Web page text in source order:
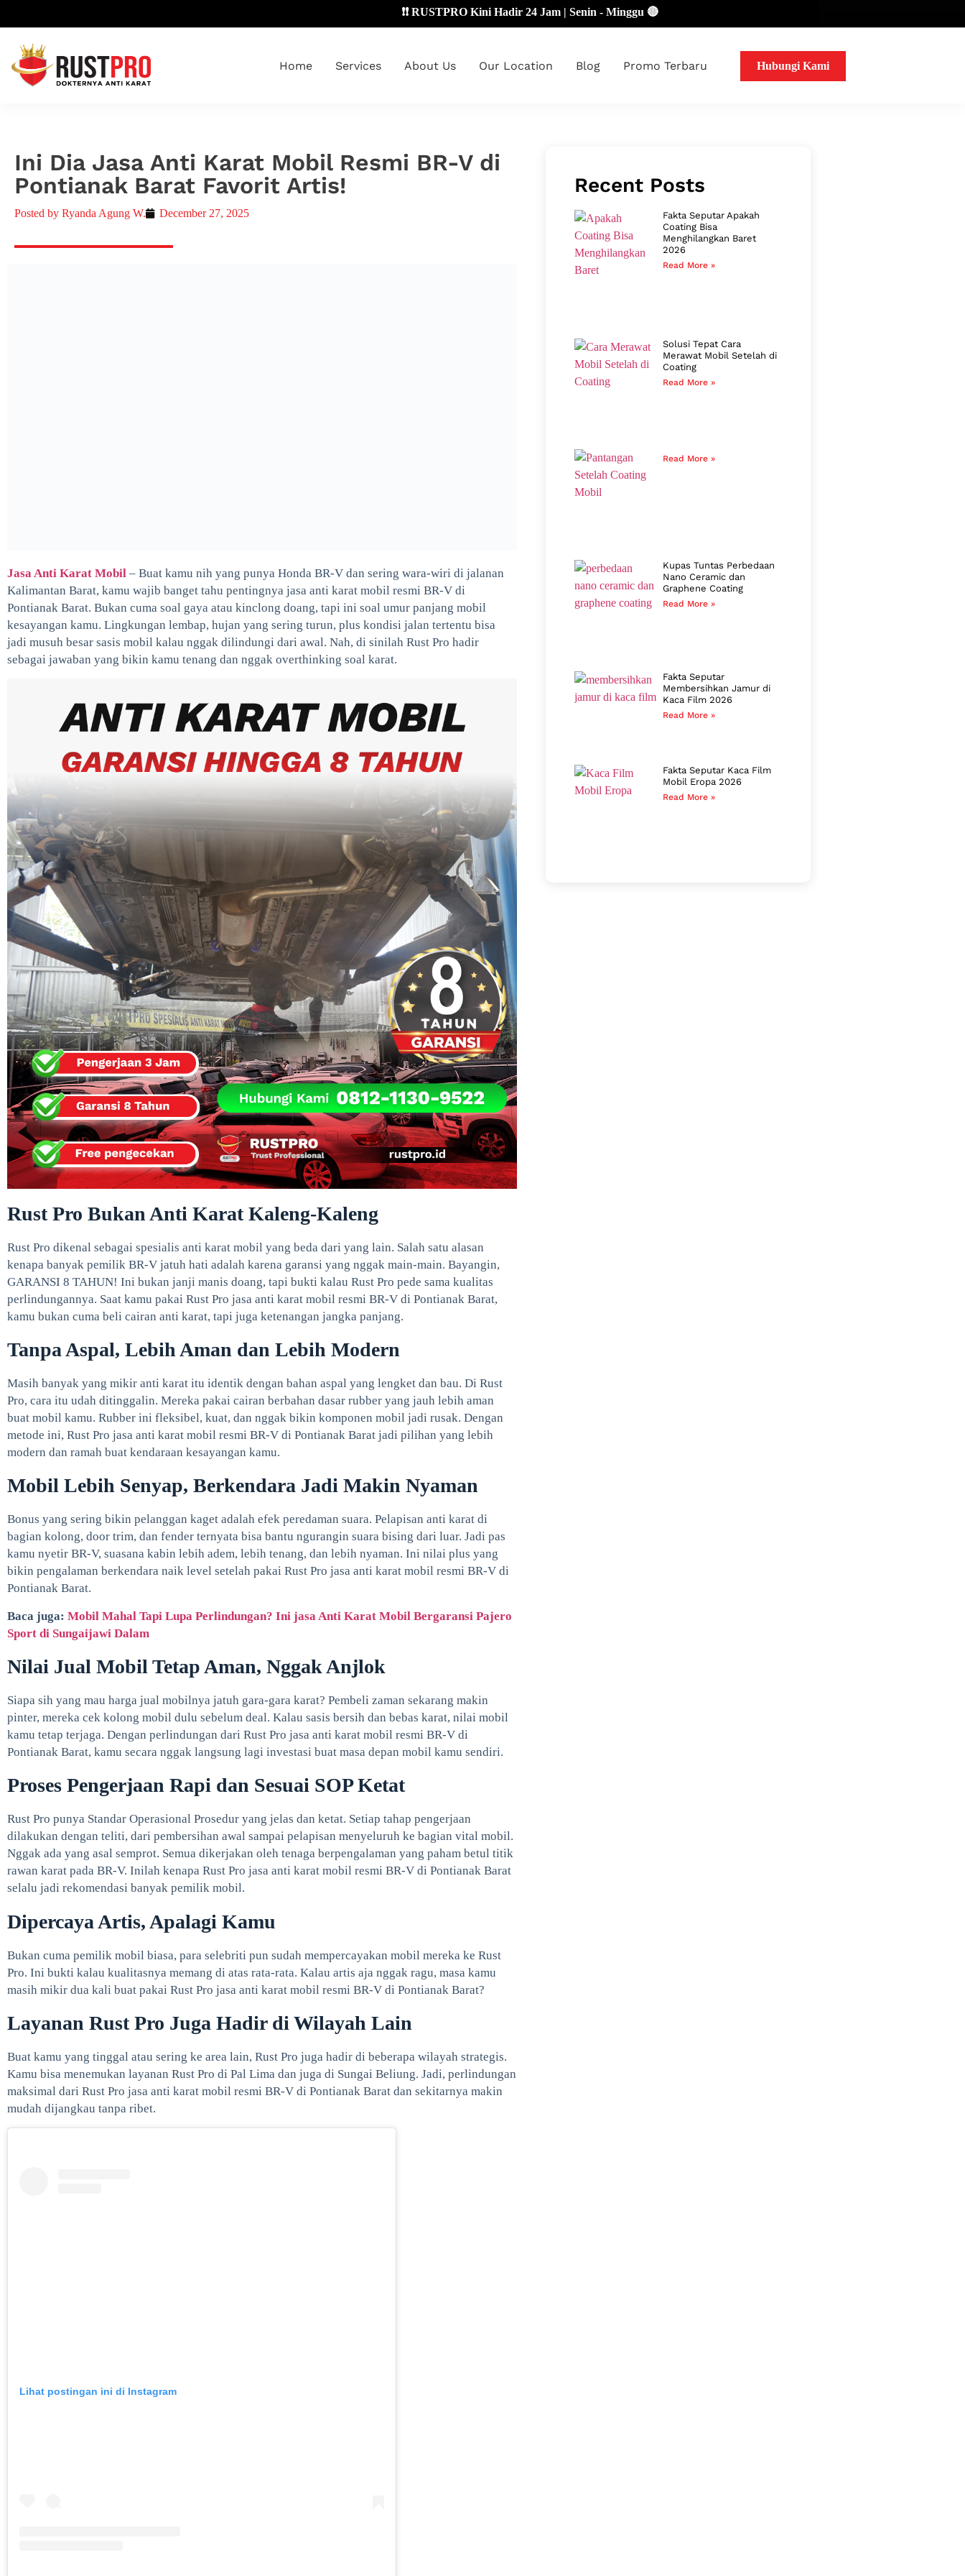
❗❗ RUSTPRO Kini Hadir 24 Jam | Senin - Minggu 🔴
Home Services About Us Our Location Blog Promo Terbaru Hubungi Kami
Ini Dia Jasa Anti Karat Mobil Resmi BR-V di
Pontianak Barat Favorit Artis!
Posted by Ryanda Agung W. December 27, 2025
Jasa Anti Karat Mobil – Buat kamu nih yang punya Honda BR-V dan sering wara-wiri di jalanan
Kalimantan Barat, kamu wajib banget tahu pentingnya jasa anti karat mobil resmi BR-V di
Pontianak Barat. Bukan cuma soal gaya atau kinclong doang, tapi ini soal umur panjang mobil
kesayangan kamu. Lingkungan lembap, hujan yang sering turun, plus kondisi jalan tertentu bisa
jadi musuh besar sasis mobil kalau nggak dilindungi dari awal. Nah, di sinilah Rust Pro hadir
sebagai jawaban yang bikin kamu tenang dan nggak overthinking soal karat.
Rust Pro Bukan Anti Karat Kaleng-Kaleng
Rust Pro dikenal sebagai spesialis anti karat mobil yang beda dari yang lain. Salah satu alasan
kenapa banyak pemilik BR-V jatuh hati adalah karena garansi yang nggak main-main. Bayangin,
GARANSI 8 TAHUN! Ini bukan janji manis doang, tapi bukti kalau Rust Pro pede sama kualitas
perlindungannya. Saat kamu pakai Rust Pro jasa anti karat mobil resmi BR-V di Pontianak Barat,
kamu bukan cuma beli cairan anti karat, tapi juga ketenangan jangka panjang.
Tanpa Aspal, Lebih Aman dan Lebih Modern
Masih banyak yang mikir anti karat itu identik dengan bahan aspal yang lengket dan bau. Di Rust
Pro, cara itu udah ditinggalin. Mereka pakai cairan berbahan dasar rubber yang jauh lebih aman
buat mobil kamu. Rubber ini fleksibel, kuat, dan nggak bikin komponen mobil jadi rusak. Dengan
metode ini, Rust Pro jasa anti karat mobil resmi BR-V di Pontianak Barat jadi pilihan yang lebih
modern dan ramah buat kendaraan kesayangan kamu.
Mobil Lebih Senyap, Berkendara Jadi Makin Nyaman
Bonus yang sering bikin pelanggan kaget adalah efek peredaman suara. Pelapisan anti karat di
bagian kolong, door trim, dan fender ternyata bisa bantu ngurangin suara bising dari luar. Jadi pas
kamu nyetir BR-V, suasana kabin lebih adem, lebih tenang, dan lebih nyaman. Ini nilai plus yang
bikin pengalaman berkendara naik level setelah pakai Rust Pro jasa anti karat mobil resmi BR-V di
Pontianak Barat.
Baca juga: Mobil Mahal Tapi Lupa Perlindungan? Ini jasa Anti Karat Mobil Bergaransi Pajero
Sport di Sungaijawi Dalam
Nilai Jual Mobil Tetap Aman, Nggak Anjlok
Siapa sih yang mau harga jual mobilnya jatuh gara-gara karat? Pembeli zaman sekarang makin
pinter, mereka cek kolong mobil dulu sebelum deal. Kalau sasis bersih dan bebas karat, nilai mobil
kamu tetap terjaga. Dengan perlindungan dari Rust Pro jasa anti karat mobil resmi BR-V di
Pontianak Barat, kamu secara nggak langsung lagi investasi buat masa depan mobil kamu sendiri.
Proses Pengerjaan Rapi dan Sesuai SOP Ketat
Rust Pro punya Standar Operasional Prosedur yang jelas dan ketat. Setiap tahap pengerjaan
dilakukan dengan teliti, dari pembersihan awal sampai pelapisan menyeluruh ke bagian vital mobil.
Nggak ada yang asal semprot. Semua dikerjakan oleh tenaga berpengalaman yang paham betul titik
rawan karat pada BR-V. Inilah kenapa Rust Pro jasa anti karat mobil resmi BR-V di Pontianak Barat
selalu jadi rekomendasi banyak pemilik mobil.
Dipercaya Artis, Apalagi Kamu
Bukan cuma pemilik mobil biasa, para selebriti pun sudah mempercayakan mobil mereka ke Rust
Pro. Ini bukti kalau kualitasnya memang di atas rata-rata. Kalau artis aja nggak ragu, masa kamu
masih mikir dua kali buat pakai Rust Pro jasa anti karat mobil resmi BR-V di Pontianak Barat?
Layanan Rust Pro Juga Hadir di Wilayah Lain
Buat kamu yang tinggal atau sering ke area lain, Rust Pro juga hadir di beberapa wilayah strategis.
Kamu bisa menemukan layanan Rust Pro di Pal Lima dan juga di Sungai Beliung. Jadi, perlindungan
maksimal dari Rust Pro jasa anti karat mobil resmi BR-V di Pontianak Barat dan sekitarnya makin
mudah dijangkau tanpa ribet.
Lihat postingan ini di Instagram
Recent Posts
Fakta Seputar Apakah
Coating Bisa
Menghilangkan Baret
2026
Read More »
Solusi Tepat Cara
Merawat Mobil Setelah di
Coating
Read More »
Read More »
Kupas Tuntas Perbedaan
Nano Ceramic dan
Graphene Coating
Read More »
Fakta Seputar
Membersihkan Jamur di
Kaca Film 2026
Read More »
Fakta Seputar Kaca Film
Mobil Eropa 2026
Read More »